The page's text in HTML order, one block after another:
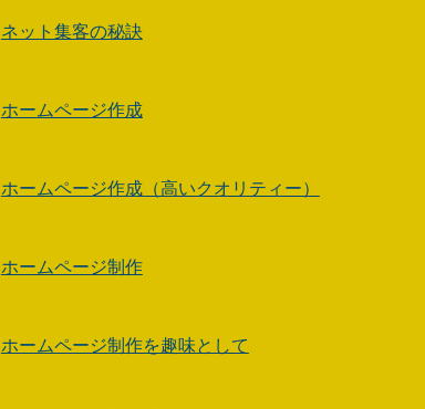
ネット集客の秘訣
ホームページ作成
ホームページ作成（高いクオリティー）
ホームページ制作
ホームページ制作を趣味として